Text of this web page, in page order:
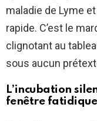
maladie de Lyme
rapide. C’est le
clignotant au
sous aucun
L’incubation
fenêtre